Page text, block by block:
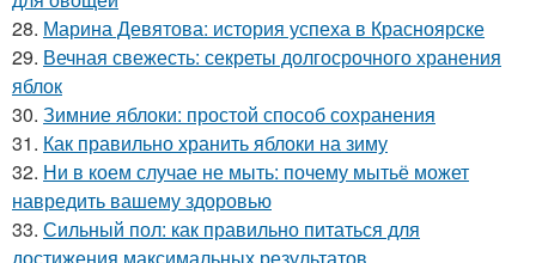
28. Марина Девятова: история успеха в Красноярске
29. Вечная свежесть: секреты долгосрочного хранения
яблок
30. Зимние яблоки: простой способ сохранения
31. Как правильно хранить яблоки на зиму
32. Ни в коем случае не мыть: почему мытьё может
навредить вашему здоровью
33. Сильный пол: как правильно питаться для